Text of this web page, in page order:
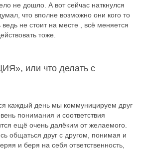
не дошло. А вот сейчас наткнулся
что вполне возможно они кого то
не стоит на месте , всё меняется
тоже.
или что делать с
каждый день мы коммуницируем друг
понимания и соответствия
ещё очень далёким от желаемого.
общаться друг с другом, понимая и
и беря на себя ответственность,